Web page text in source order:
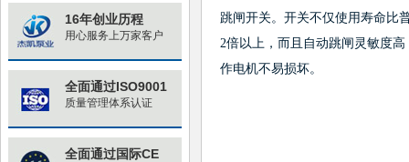
16年创业历程
用心服务上万家客户
全面通过ISO9001
质量管理体系认证
全面通过国际CE
跳闸开关。开关不仅使用寿命比
2倍以上，而且自动跳闸灵敏度
作电机不易损坏。